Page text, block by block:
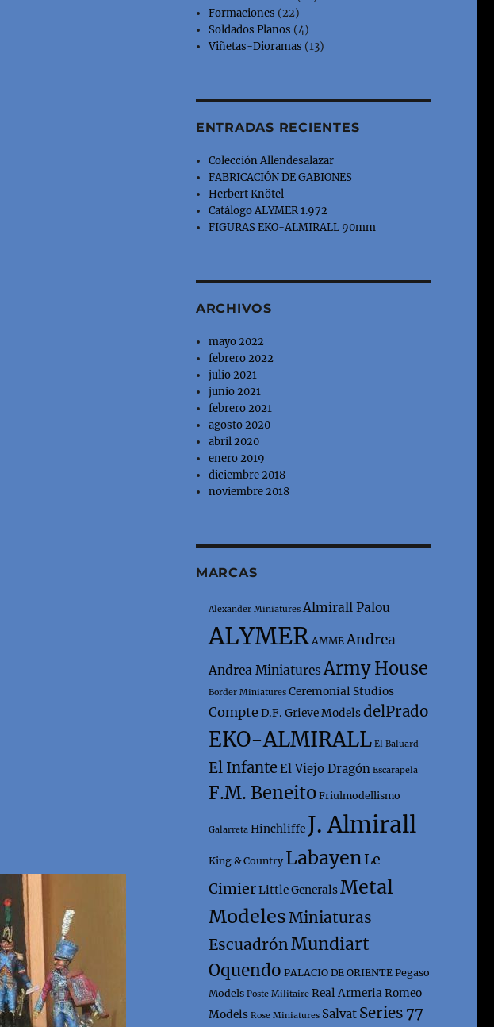
Formaciones (22)
Soldados Planos (4)
Viñetas-Dioramas (13)
ENTRADAS RECIENTES
Colección Allendesalazar
FABRICACIÓN DE GABIONES
Herbert Knötel
Catálogo ALYMER 1.972
FIGURAS EKO-ALMIRALL 90mm
ARCHIVOS
mayo 2022
febrero 2022
julio 2021
junio 2021
febrero 2021
agosto 2020
abril 2020
enero 2019
diciembre 2018
noviembre 2018
MARCAS
Alexander Miniatures Almirall Palou
ALYMER AMME Andrea
Andrea MiniaturesArmy House
Border Miniatures Ceremonial Studios
CompteD.F. Grieve ModelsdelPrado
EKO-ALMIRALL El Baluard
El InfanteEl Viejo Dragón Escarapela
F.M. Beneito Friulmodellismo
Galarreta Hinchliffe J. Almirall
King & Country LabayenLe
CimierLittle GeneralsMetal
Modeles Miniaturas
Escuadrón Mundiart
Oquendo PALACIO DE ORIENTE Pegaso
Models Poste Militaire Real ArmeriaRomeo
Models Rose Miniatures Salvat Series 77